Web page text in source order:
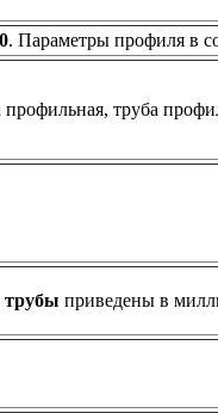
. Параметры профиля в
трубы приведены в